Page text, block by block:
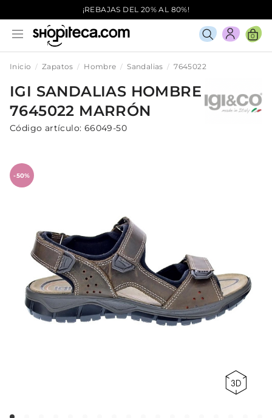
¡REBAJAS DEL 20% AL 80%!
0
Inicio Zapatos Hombre Sandalias 7645022
IGI SANDALIAS HOMBRE
7645022 MARRÓN
Código artículo: 66049-50
-50%